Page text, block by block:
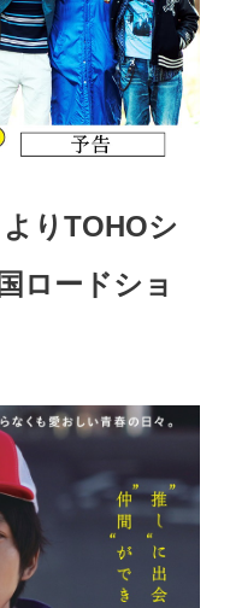
りTOHOシ
ロードショ